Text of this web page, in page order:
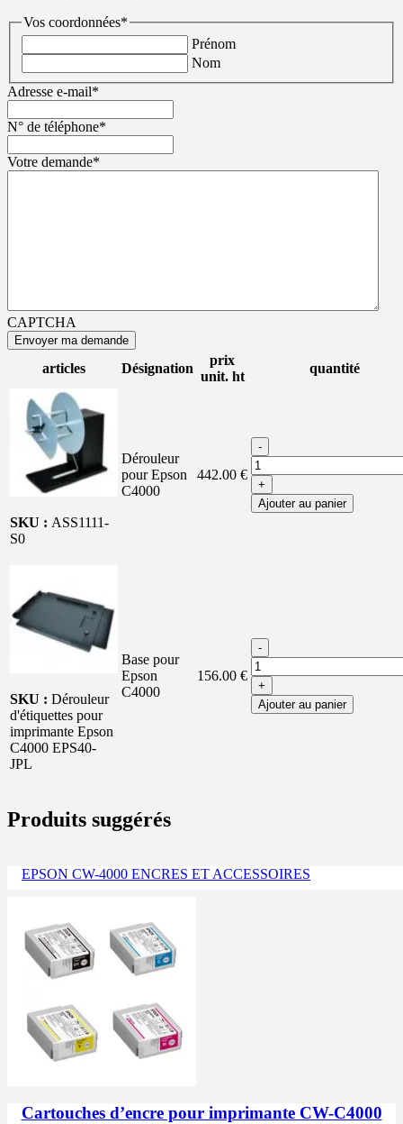
Vos coordonnées*
Prénom
Nom
Adresse e-mail*
N° de téléphone*
Votre demande*
CAPTCHA
articles Désignation
prix
unit. ht
quantité
SKU : ASS1111-
S0
Dérouleur
pour Epson
C4000
442.00 €
-
+
Ajouter au panier
SKU : Dérouleur
d'étiquettes pour
imprimante Epson
C4000 EPS40-
JPL
Base pour
Epson
C4000
156.00 €
-
+
Ajouter au panier
Produits suggérés
EPSON CW-4000 ENCRES ET ACCESSOIRES
Cartouches d’encre pour imprimante CW-C4000